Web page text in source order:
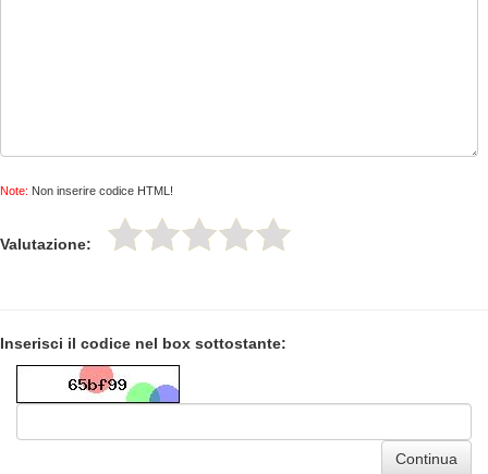
Note: Non inserire codice HTML!
Valutazione:
Inserisci il codice nel box sottostante:
Continua